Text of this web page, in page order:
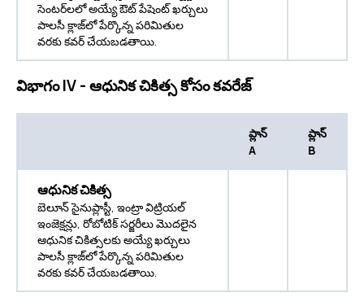
సెంటర్‌లలో అయ్యే ఔట్ పేషెంట్ ఖర్చులు
పాలసీ క్లాజ్‌లో పేర్కొన్న పరిమితుల
వరకు కవర్ చేయబడతాయి.
విభాగం IV - ఆధునిక చికిత్స కోసం కవరేజ్
ప్లాన్
A
ప్లాన్
B
ఆధునిక చికిత్స
బెలూన్ సైనుప్లాస్టీ, ఇంట్రా విట్రియల్
ఇంజెక్షన్లు, రోబోటిక్ సర్జరీలు మొదలైన
ఆధునిక చికిత్సలకు అయ్యే ఖర్చులు
పాలసీ క్లాజ్‌లో పేర్కొన్న పరిమితుల
వరకు కవర్ చేయబడతాయి.